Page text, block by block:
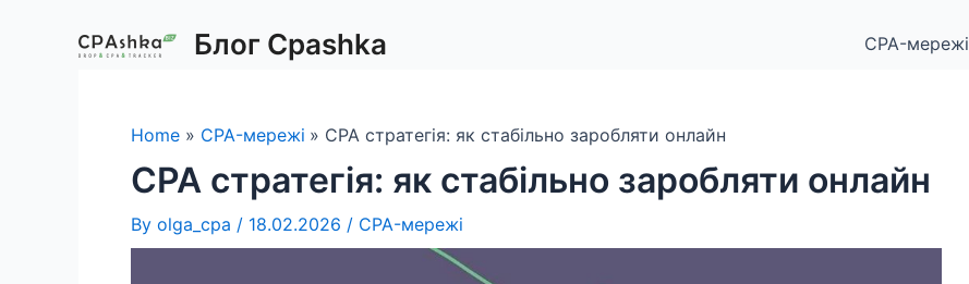
Блог Cpashka CPA-мережі
Home CPA-мережі CPA стратегія: як стабільно заробляти онлайн
CPA стратегія: як стабільно заробляти онлайн
By olga_cpa / 18.02.2026 / CPA-мережі